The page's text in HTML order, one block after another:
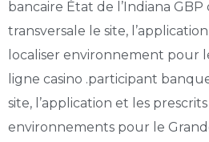
bancaire État de l’Indiana GBP
transversale le site,
localiser environnement pour
ligne casino .participant
site, l’application et les
environnements pour le